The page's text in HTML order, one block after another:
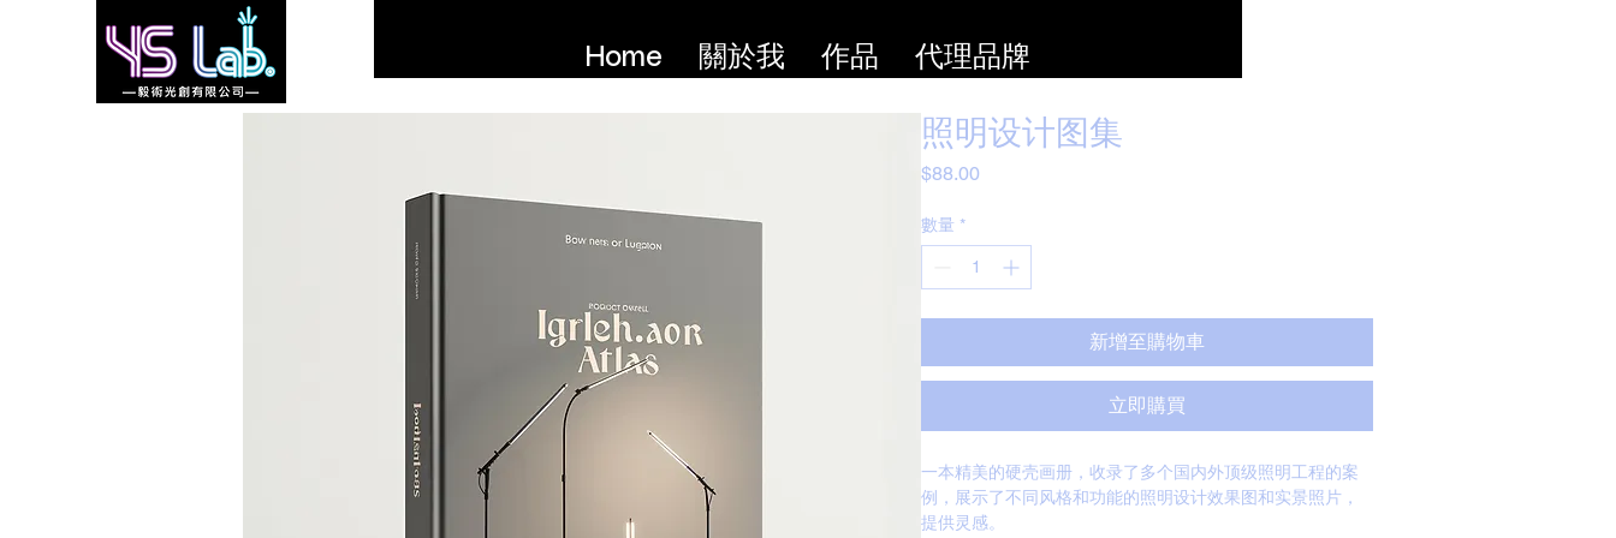
Home 關於我 作品 代理品牌
照明设计图集
$88.00
數量 *
新增至購物車
立即購買
一本精美的硬壳画册，收录了多个国内外顶级照明工程的案
例，展示了不同风格和功能的照明设计效果图和实景照片，
提供灵感。